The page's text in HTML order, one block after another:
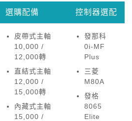
選購配備 控制器選配
皮帶式主軸
10,000 /
12,000轉
直結式主軸
12,000 /
15,000轉
內藏式主軸
15,000 /
發那科
0i-MF
Plus
三菱
M80A
發格
8065
Elite